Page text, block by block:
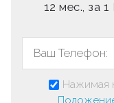
12 мес., за
Нажимая